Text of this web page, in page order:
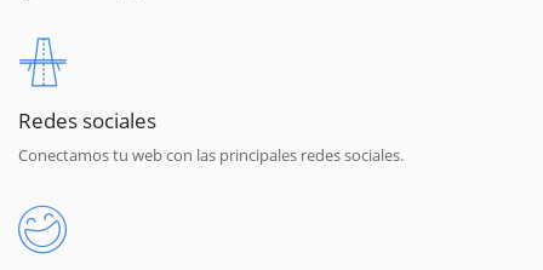
Redes sociales
Conectamos tu web con las principales redes sociales.